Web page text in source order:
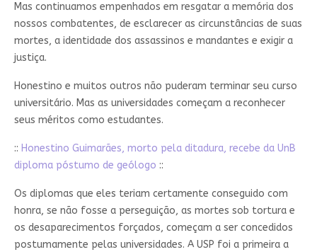
Mas continuamos empenhados em resgatar a memória dos
nossos combatentes, de esclarecer as circunstâncias de suas
mortes, a identidade dos assassinos e mandantes e exigir a
justiça.
Honestino e muitos outros não puderam terminar seu curso
universitário. Mas as universidades começam a reconhecer
seus méritos como estudantes.
:: Honestino Guimarães, morto pela ditadura, recebe da UnB
diploma póstumo de geólogo ::
Os diplomas que eles teriam certamente conseguido com
honra, se não fosse a perseguição, as mortes sob tortura e
os desaparecimentos forçados, começam a ser concedidos
postumamente pelas universidades. A USP foi a primeira a